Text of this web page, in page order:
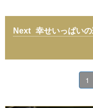
幸せいっぱい
1